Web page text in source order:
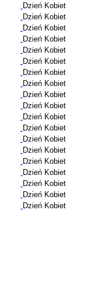
Dzień Kobiet
Dzień Kobiet
Dzień Kobiet
Dzień Kobiet
Dzień Kobiet
Dzień Kobiet
Dzień Kobiet
Dzień Kobiet
Dzień Kobiet
Dzień Kobiet
Dzień Kobiet
Dzień Kobiet
Dzień Kobiet
Dzień Kobiet
Dzień Kobiet
Dzień Kobiet
Dzień Kobiet
Dzień Kobiet
Dzień Kobiet